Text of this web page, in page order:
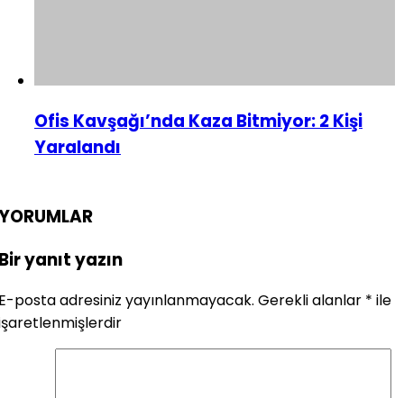
Ofis Kavşağı’nda Kaza Bitmiyor: 2 Kişi
Yaralandı
yanıt yazın
posta adresiniz yayınlanmayacak. Gerekli alanlar * ile